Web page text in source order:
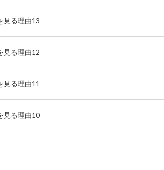
見る理由13
見る理由12
見る理由11
見る理由10